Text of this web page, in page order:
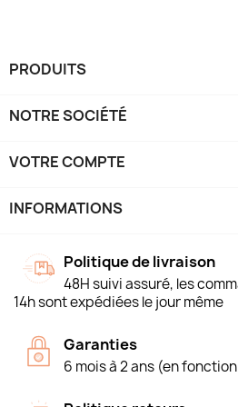
PRODUITS
NOTRE SOCIÉTÉ
VOTRE COMPTE
INFORMATIONS
Politique de livraison
48H suivi assuré, les
14h sont expédiées le jour même
Garanties
6 mois à 2 ans (en